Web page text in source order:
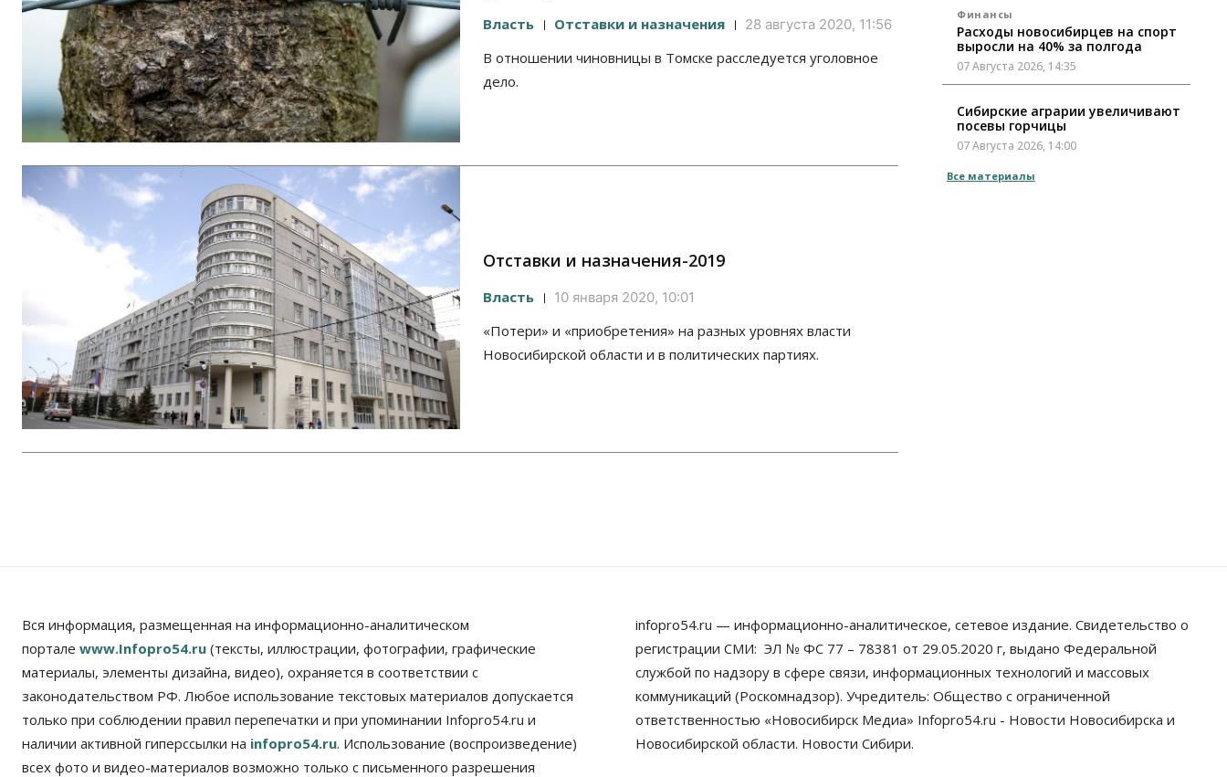
Власть Отставки и назначения 28 августа 2020, 11:56
В отношении чиновницы в Томске расследуется уголовное
дело.
Отставки и назначения-2019
Власть 10 января 2020, 10:01
«Потери» и «приобретения» на разных уровнях власти
Новосибирской области и в политических партиях.
Финансы
Расходы новосибирцев на спорт
выросли на 40% за полгода
07 Августа 2026, 14:35
Сибирские аграрии увеличивают
посевы горчицы
07 Августа 2026, 14:00
Власть
Жители Новосибирска смогут
добровольно повысить свою
пенсию
07 Августа 2026, 11:30
Общество
Деньгами будут распоряжаться
Все материалы
Вся информация, размещенная на информационно-аналитическом
портале www.Infopro54.ru (тексты, иллюстрации, фотографии, графические
материалы, элементы дизайна, видео), охраняется в соответствии с
законодательством РФ. Любое использование текстовых материалов допускается
только при соблюдении правил перепечатки и при упоминании Infopro54.ru и
наличии активной гиперссылки на infopro54.ru. Использование (воспроизведение)
всех фото и видео-материалов возможно только с письменного разрешения
infopro54.ru — информационно-аналитическое, сетевое издание. Свидетельство о
регистрации СМИ: ЭЛ № ФС 77 – 78381 от 29.05.2020 г, выдано Федеральной
службой по надзору в сфере связи, информационных технологий и массовых
коммуникаций (Роскомнадзор). Учредитель: Общество с ограниченной
ответственностью «Новосибирск Медиа» Infopro54.ru - Новости Новосибирска и
Новосибирской области. Новости Сибири.